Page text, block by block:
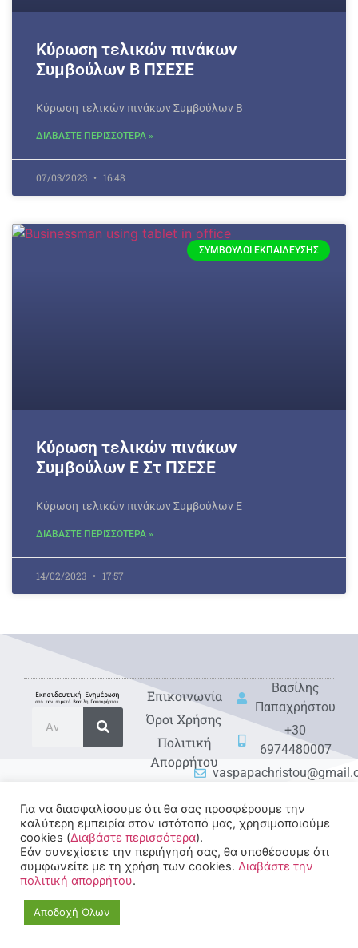
Κύρωση τελικών πινάκων
Συμβούλων Β ΠΣΕΣΕ
Κύρωση τελικών πινάκων Συμβούλων Β
ΔΙΑΒΑΣΤΕ ΠΕΡΙΣΣΟΤΕΡΑ »
07/03/2023 16:48
ΣΎΜΒΟΥΛΟΙ ΕΚΠΑΊΔΕΥΣΗΣ
Κύρωση τελικών πινάκων
Συμβούλων Ε Στ ΠΣΕΣΕ
Κύρωση τελικών πινάκων Συμβούλων Ε
ΔΙΑΒΑΣΤΕ ΠΕΡΙΣΣΟΤΕΡΑ »
14/02/2023 17:57
Eπικοινωνία
Όροι Χρήσης
Πολιτική
Απορρήτου
Βασίλης
Παπαχρήστου
+30
6974480007
© 2022-2025 All rights
Reserved.
Για να διασφαλίσουμε ότι θα σας προσφέρουμε την
καλύτερη εμπειρία στον ιστότοπό μας, χρησιμοποιούμε
cookies (Διαβάστε περισσότερα).
Εάν συνεχίσετε την περιήγησή σας, θα υποθέσουμε ότι
συμφωνείτε με τη χρήση των cookies. Διαβάστε την
πολιτική απορρήτου.
Αποδοχή Όλων